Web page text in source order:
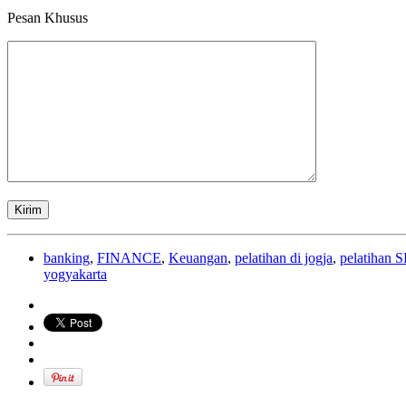
Pesan Khusus
banking, FINANCE, Keuangan, pelatihan di jogja, pelatihan
yogyakarta